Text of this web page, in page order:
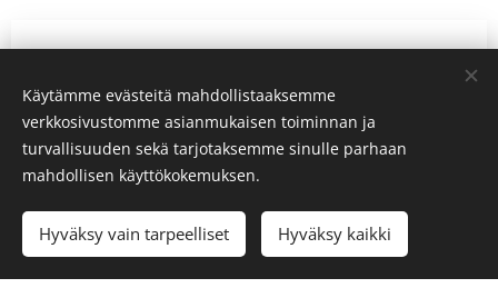
Projektitila sijaitsee Sipoon
Nikkilässä Artborg35:ssä
Pilvilinnantie 2, 04130 Sipoo
Käytämme evästeitä mahdollistaaksemme
verkkosivustomme asianmukaisen toiminnan ja
turvallisuuden sekä tarjotaksemme sinulle parhaan
mahdollisen käyttökokemuksen.
Hyväksy vain tarpeelliset Hyväksy kaikki